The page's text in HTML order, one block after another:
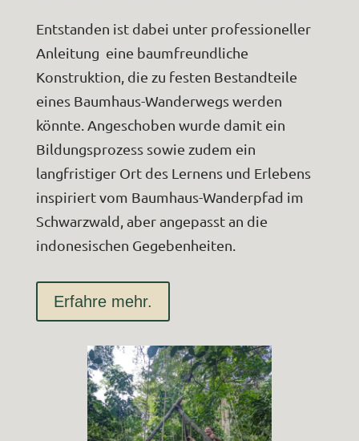
Entstanden ist dabei unter professioneller
Anleitung eine baumfreundliche
Konstruktion, die zu festen Bestandteile
eines Baumhaus-Wanderwegs werden
könnte. Angeschoben wurde damit ein
Bildungsprozess sowie zudem ein
langfristiger Ort des Lernens und Erlebens
inspiriert vom Baumhaus-Wanderpfad im
Schwarzwald, aber angepasst an die
indonesischen Gegebenheiten.
Erfahre mehr.